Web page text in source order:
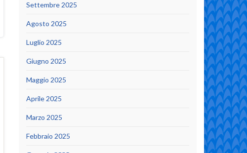
Settembre 2025
Agosto 2025
Luglio 2025
Giugno 2025
Maggio 2025
Aprile 2025
Marzo 2025
Febbraio 2025